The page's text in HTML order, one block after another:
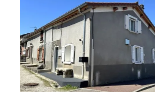
, 5 pièces
Ref : 5848
Maison à vendre
209 000 €
BLYES CENTRE (01150) - Maison de